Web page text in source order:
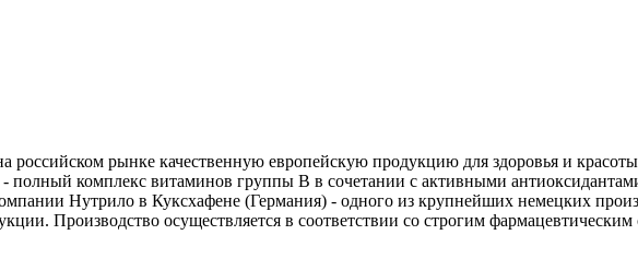
рынке качественную европейскую продукцию для здоровья и
полный комплекс витаминов группы В в сочетании с активными
Нутрило в Куксхафене (Германия) - одного из крупнейших немецких
Производство осуществляется в соответствии со строгим фармацевтическим